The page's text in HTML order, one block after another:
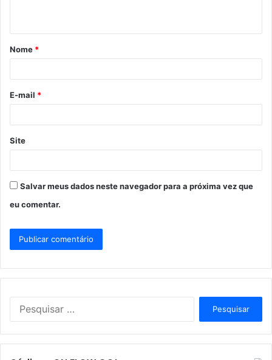
á
r
*
Nome *
E-mail *
Site
Salvar meus dados neste navegador para a próxima vez que
eu comentar.
q